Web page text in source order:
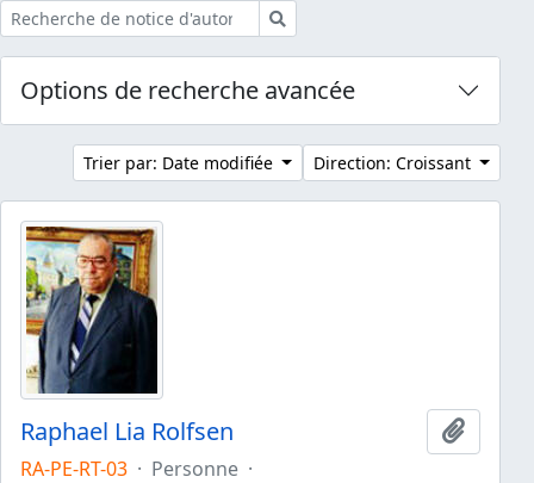
Options de recherche avancée
Trier par: Date modifiée Direction: Croissant
Raphael Lia Rolfsen
Ajouter
RA-PE-RT-03 · Personne ·